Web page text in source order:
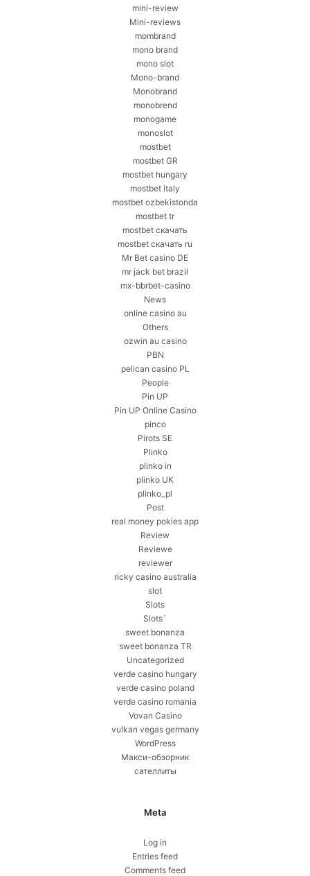
mini-review
Mini-reviews
mombrand
mono brand
mono slot
Mono-brand
Monobrand
monobrend
monogame
monoslot
mostbet
mostbet GR
mostbet hungary
mostbet italy
mostbet ozbekistonda
mostbet tr
mostbet скачать
mostbet скачать ru
Mr Bet casino DE
mr jack bet brazil
mx-bbrbet-casino
News
online casino au
Others
ozwin au casino
PBN
pelican casino PL
People
Pin UP
Pin UP Online Casino
pinco
Pirots SE
Plinko
plinko in
plinko UK
plinko_pl
Post
real money pokies app
Review
Reviewe
reviewer
ricky casino australia
slot
Slots
Slots`
sweet bonanza
sweet bonanza TR
Uncategorized
verde casino hungary
verde casino poland
verde casino romania
Vovan Casino
vulkan vegas germany
WordPress
Макси-обзорник
сателлиты
Meta
Log in
Entries feed
Comments feed